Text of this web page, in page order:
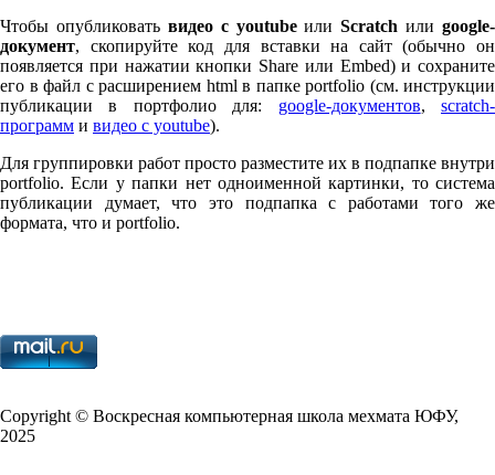
Чтобы опубликовать видео с youtubeилиScratch или google-
документ, скопируйте код для вставки на сайт (обычно он
появляется при нажатии кнопки Share или Embed) и сохраните
его в файл с расширением html в папке port­fo­lio (см. инструкции
публикации в портфолио для: google-документов,scratch-
программ и видео с youtube).
Для группировки работ просто разместите их в подпапке внутри
port­fo­lio. Если у папки нет одноименной картинки, то система
публикации думает, что это подпапка с работами того же
формата, что и port­fo­lio.
Copy­right © Воскресная компьютерная школа мехмата ЮФУ,
2025